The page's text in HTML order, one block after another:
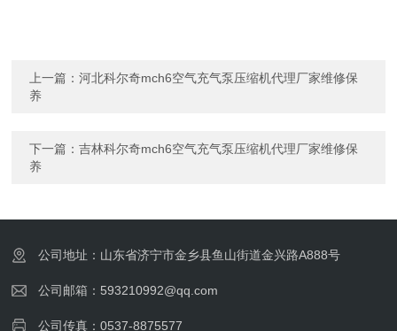
上一篇：河北科尔奇mch6空气充气泵压缩机代理厂家维修保
养
下一篇：吉林科尔奇mch6空气充气泵压缩机代理厂家维修保
养
公司地址：山东省济宁市金乡县鱼山街道金兴路A888号
公司邮箱：593210992@qq.com
公司传真：0537-8875577